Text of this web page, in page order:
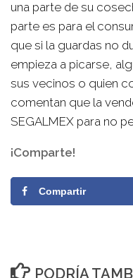
una parte de su
parte es para el
que si la guardas no
empieza a picarse,
sus vecinos o quien
comentan que la
SEGALMEX para no
¡Comparte!
Compartir
PODRÍA